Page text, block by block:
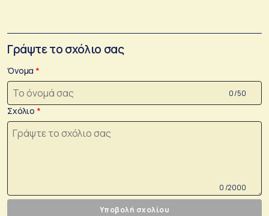
Γράψτε το σχόλιο σας
Όνομα
0 /50
Σχόλιο
0 /2000
Υποβολή σχολίου